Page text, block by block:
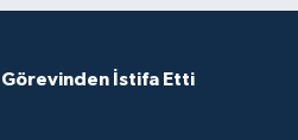
Görevinden İstifa Etti